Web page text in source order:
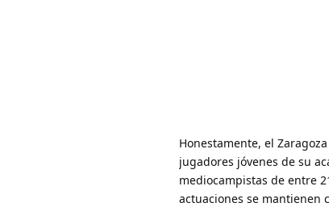
Honestamente, el
jugadores jóvenes de su
mediocampistas de entre
actuaciones se mantienen